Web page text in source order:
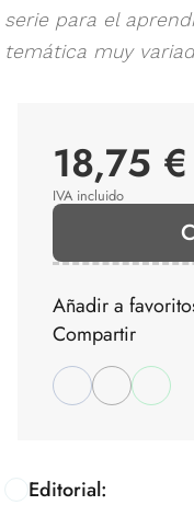
serie para el
temática muy
Editorial:
18,75 €
IVA incluido
Añadir a
Compartir